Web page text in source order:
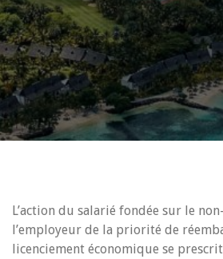
L’action du salarié fondée sur le
l’employeur de la priorité de
licenciement économique se